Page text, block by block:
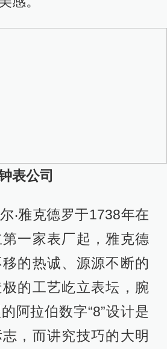
表公司
‧雅克德罗于1738年在
一家表厂起，雅克德
的热诚、源源不断的
的工艺屹立表坛，腕
阿拉伯数字“8”设计是
，而讲究技巧的大明